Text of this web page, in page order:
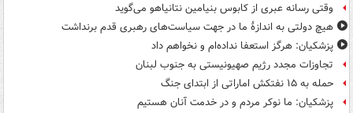
وقتی رسانه عبری از کابوس بنیامین نتانیاهو می‌گوید
هیچ دولتی به اندازۀ ما در جهت سیاست‌های رهبری قدم برنداشت
پزشکیان: هرگز استعفا نداده‌ام و نخواهم داد
تجاوزات مجدد رژیم صهیونیستی به جنوب لبنان
حمله به ۱۵ نفتکش‌ اماراتی از ابتدای جنگ
پزشکیان: ما نوکر مردم و در خدمت آنان هستیم